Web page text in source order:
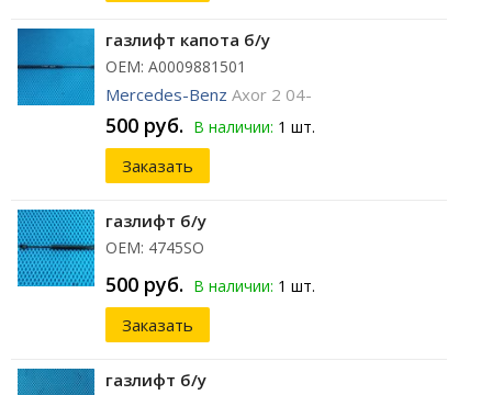
газлифт капота б/у
ОЕМ: A0009881501
Mercedes-Benz Axor 2 04-
500 руб. В наличии: 1 шт.
Заказать
газлифт б/у
ОЕМ: 4745SO
500 руб. В наличии: 1 шт.
Заказать
газлифт б/у